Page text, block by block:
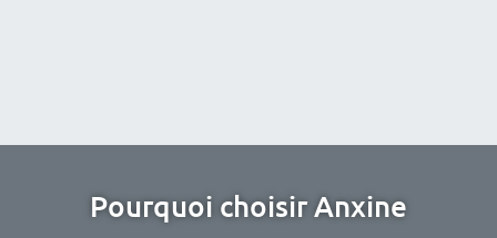
Pourquoi choisir Anxine